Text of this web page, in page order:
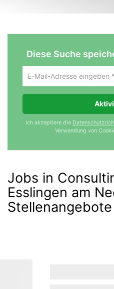
Diese Suche
Um
die
aktuelle
zu
deine
ein
Ich akzeptiere die
Verwendung von
Jobs in
Esslingen am
Stellenangebote